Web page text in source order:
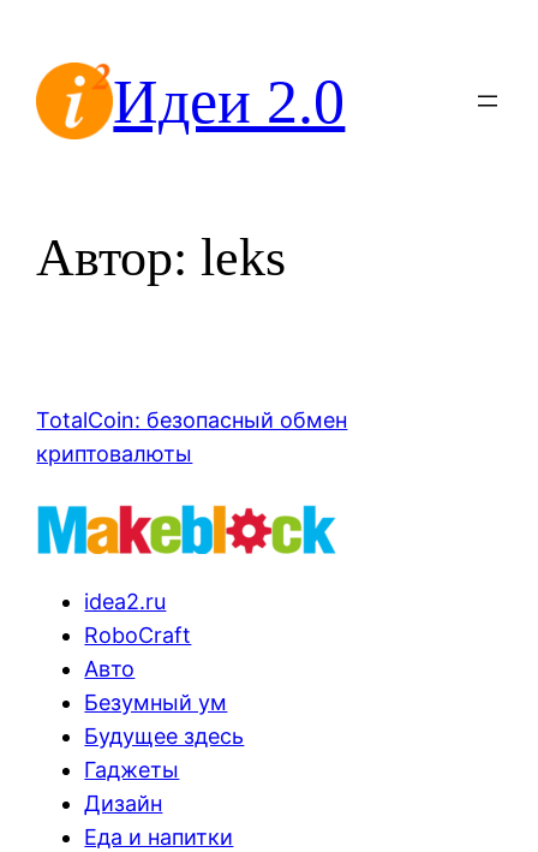
содержимомуИдеи 2.0
Автор:leks
TotalCoin: безопасный обмен
криптовалюты
idea2.ru
RoboCraft
Авто
Безумный ум
Будущее здесь
Гаджеты
Дизайн
Еда и напитки